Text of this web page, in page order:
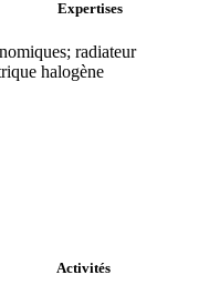
Expertises
radiateur
halogène
Activités